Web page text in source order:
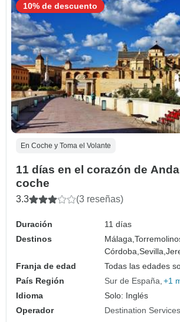
En Coche y Toma el Volante
11 días en el corazón de
coche
3.3 (3 reseñas)
Duración
11 días
Destinos
Málaga,
Córdoba,Sevilla,
Franja de edad
Todas las edades
País Región
Sur de España +1
Idioma
Solo: Inglés
Operador
Destination
10% de descuento